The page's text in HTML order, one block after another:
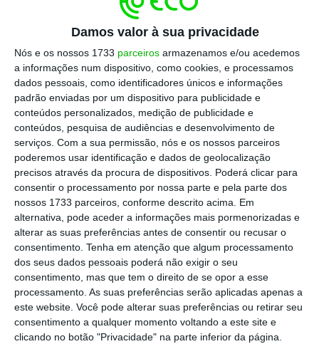
Damos valor à sua privacidade
Nós e os nossos 1733 parceiros armazenamos e/ou acedemos
a informações num dispositivo, como cookies, e processamos
dados pessoais, como identificadores únicos e informações
padrão enviadas por um dispositivo para publicidade e
conteúdos personalizados, medição de publicidade e
conteúdos, pesquisa de audiências e desenvolvimento de
serviços. Com a sua permissão, nós e os nossos parceiros
poderemos usar identificação e dados de geolocalização
precisos através da procura de dispositivos. Poderá clicar para
consentir o processamento por nossa parte e pela parte dos
nossos 1733 parceiros, conforme descrito acima. Em
alternativa, pode aceder a informações mais pormenorizadas e
alterar as suas preferências antes de consentir ou recusar o
consentimento. Tenha em atenção que algum processamento
dos seus dados pessoais poderá não exigir o seu
consentimento, mas que tem o direito de se opor a esse
processamento. As suas preferências serão aplicadas apenas a
este website. Você pode alterar suas preferências ou retirar seu
consentimento a qualquer momento voltando a este site e
clicando no botão "Privacidade" na parte inferior da página.